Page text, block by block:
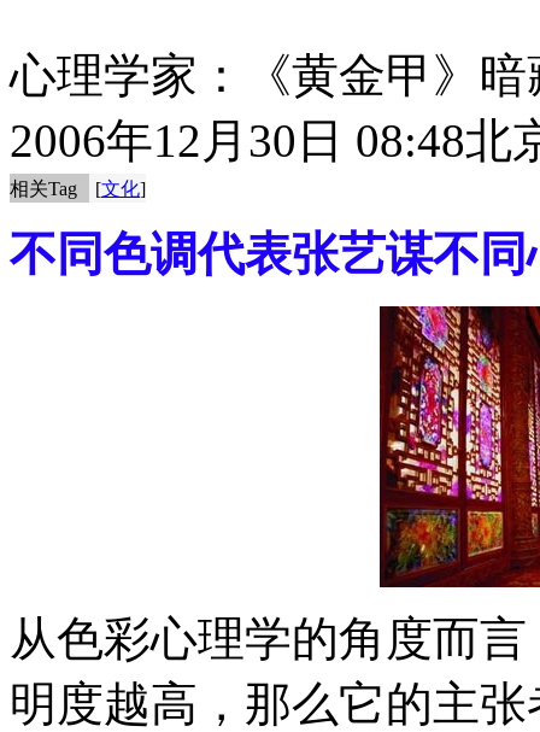
心理学家：《黄金甲》
2006年12月30日 08:48北
相关Tag [文化]
不同色调代表张艺谋不
从色彩心理学的角度而
明度越高，那么它的主